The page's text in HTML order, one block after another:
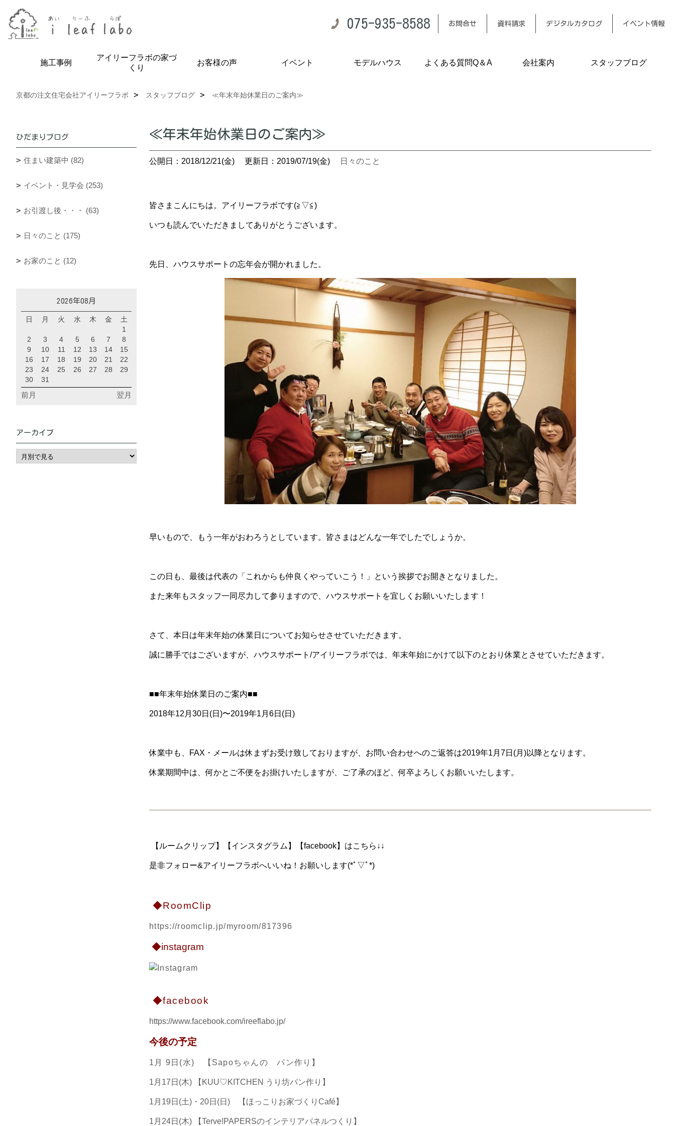
075-935-8588 お問合せ 資料請求 デジタルカタログ イベント情報
施工事例
アイリーフラボの家づ
くり
お客様の声 イベント モデルハウス よくある質問Q＆A 会社案内 スタッフブログ
京都の注文住宅会社アイリーフラボ スタッフブログ ≪年末年始休業日のご案内≫
≪年末年始休業日のご案内≫
公開日：2018/12/21(金) 更新日：2019/07/19(金) 日々のこと
皆さまこんにちは。アイリーフラボです(≧▽≦)
いつも読んでいただきましてありがとうございます。
先日、ハウスサポートの忘年会が開かれました。
早いもので、もう一年がおわろうとしています。皆さまはどんな一年でしたでしょうか。
この日も、最後は代表の「これからも仲良くやっていこう！」という挨拶でお開きとなりました。
また来年もスタッフ一同尽力して参りますので、ハウスサポートを宜しくお願いいたします！
さて、本日は年末年始の休業日についてお知らせさせていただきます。
誠に勝手ではございますが、ハウスサポート/アイリーフラボでは、年末年始にかけて以下のとおり休業とさせていただきます。
■■年末年始休業日のご案内■■
2018年12月30日(日)〜2019年1月6日(日)
休業中も、FAX・メールは休まずお受け致しておりますが、お問い合わせへのご返答は2019年1月7日(月)以降となります。
休業期間中は、何かとご不便をお掛けいたしますが、ご了承のほど、何卒よろしくお願いいたします。
【ルームクリップ】【インスタグラム】【facebook】はこちら↓↓
是非フォロー&アイリーフラボへいいね！お願いします(*ﾟ▽ﾟ*)
◆RoomClip
https://roomclip.jp/myroom/817396
◆instagram
◆facebook
https://www.facebook.com/ireeflabo.jp/
今後の予定
1月 9日(水) 【Sapoちゃんの パン作り】
1月17日(木) 【KUU♡KITCHEN うり坊パン作り】
1月19日(土)・20日(日) 【ほっこりお家づくりCafé】
1月24日(木) 【Terve!PAPERSのインテリアパネルつくり】
ひだまりブログ
住まい建築中 (82)
イベント・見学会 (253)
お引渡し後・・・ (63)
日々のこと (175)
お家のこと (12)
2026年08月
日 月 火 水 木 金
土
1
2
3 4 5 6 7
8
9
10 11 12 13 14
15
16
17 18 19 20 21
22
23
24 25 26 27 28
29
30
31
前月 翌月
アーカイブ